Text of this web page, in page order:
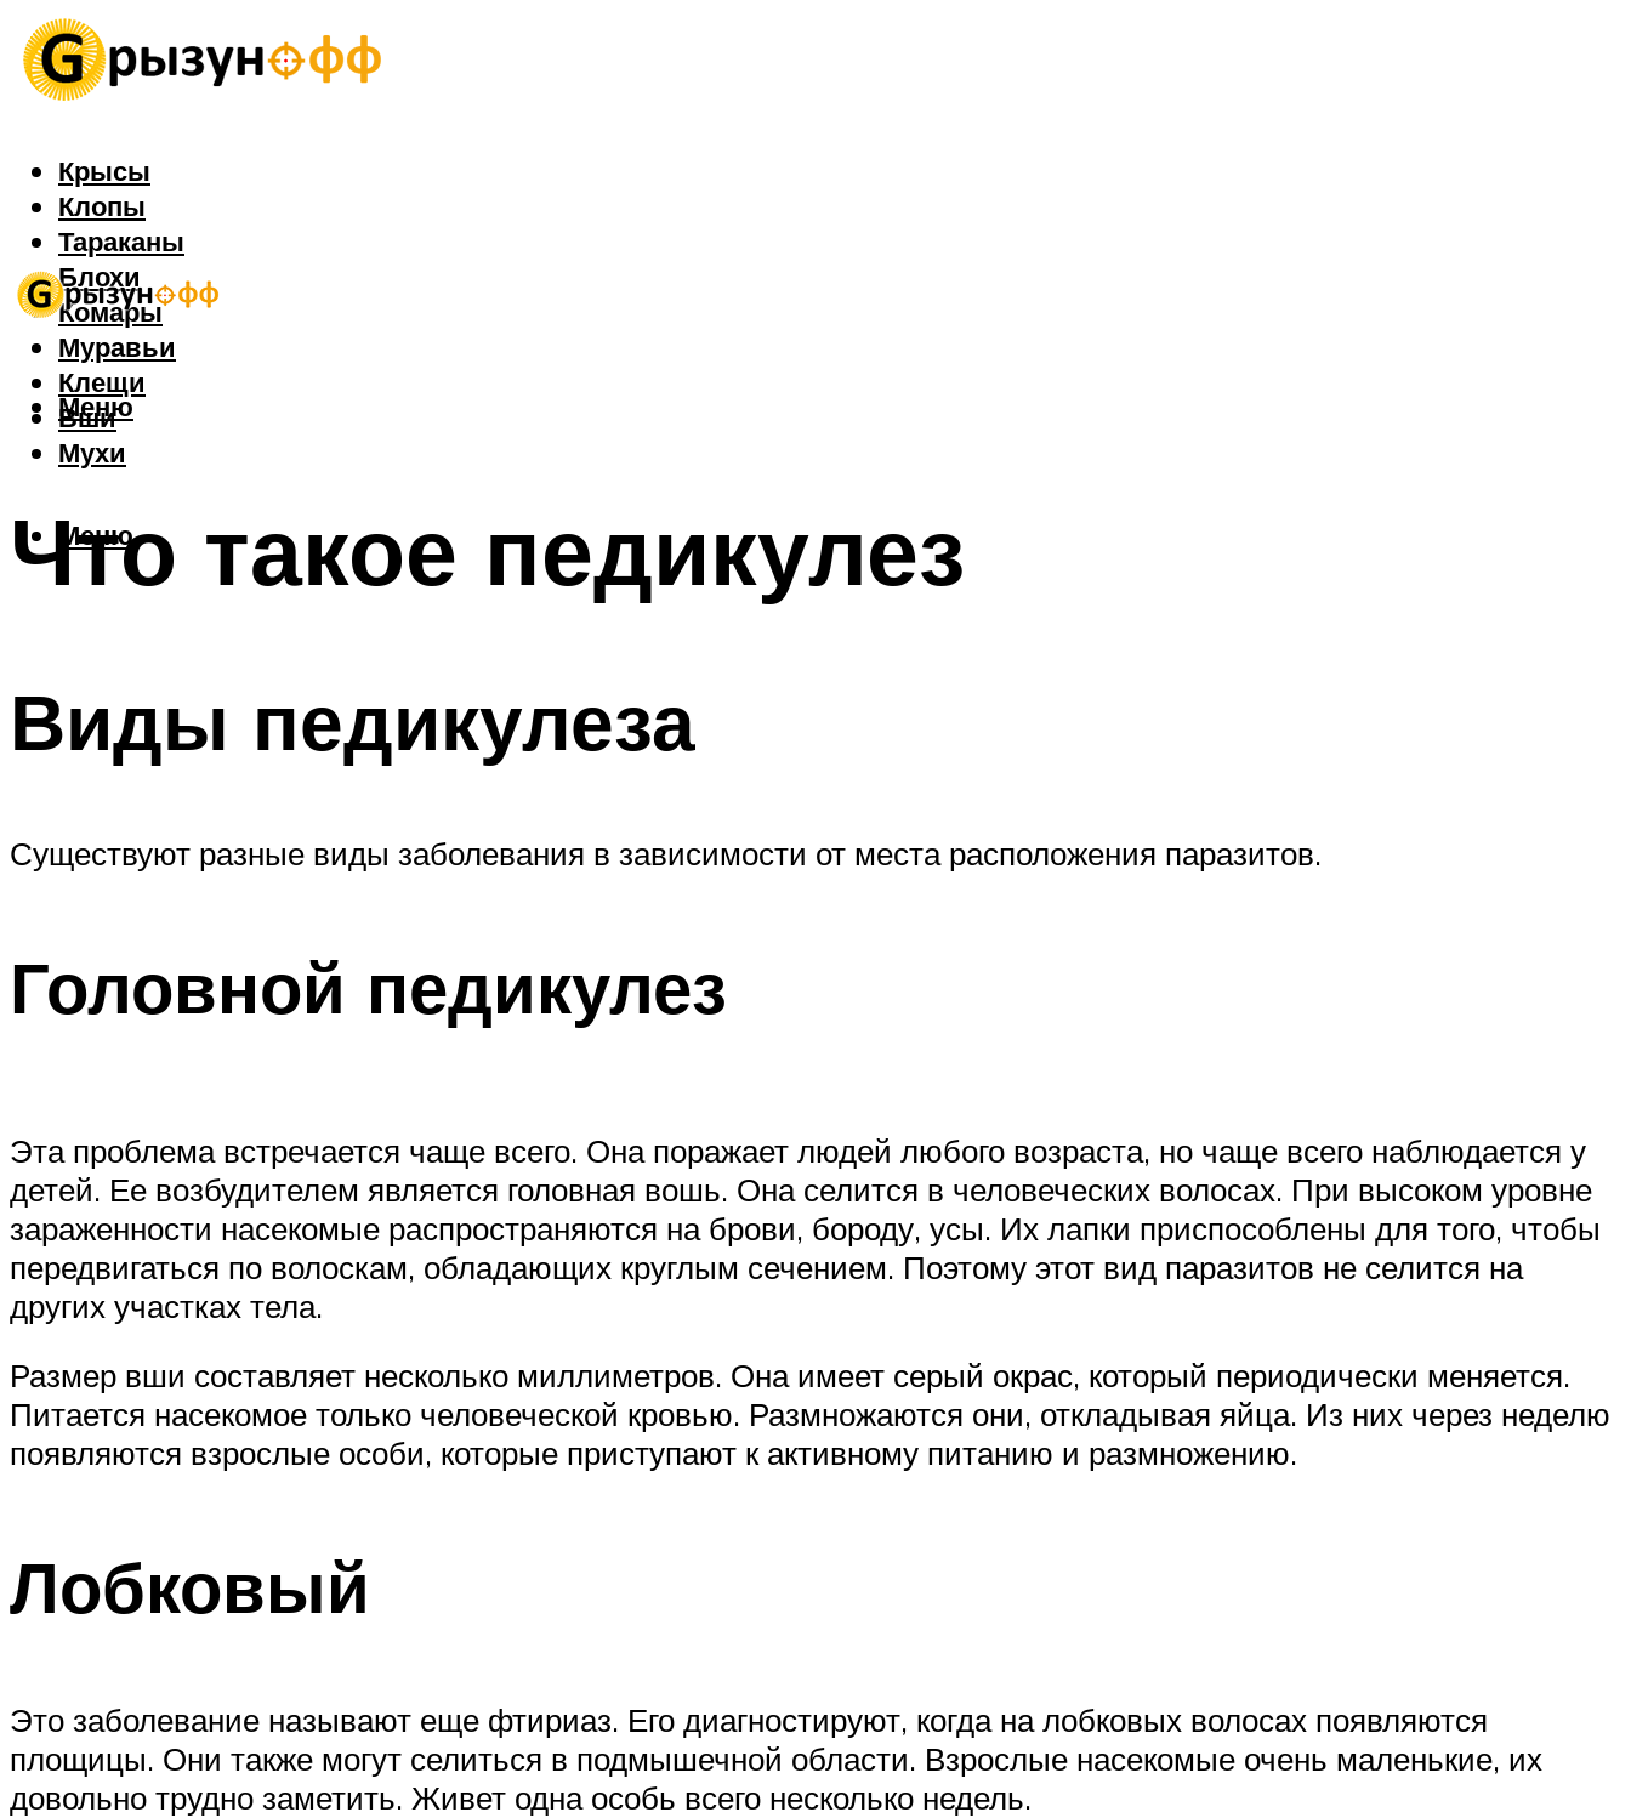
Крысы
Клопы
Тараканы
Блохи
Комары
Муравьи
Клещи
Вши
Мухи
Меню
Меню
Что такое педикулез
Виды педикулеза
Существуют разные виды заболевания в зависимости от места расположения паразитов.
Головной педикулез
Эта проблема встречается чаще всего. Она поражает людей любого возраста, но чаще всего наблюдается у
детей. Ее возбудителем является головная вошь. Она селится в человеческих волосах. При высоком уровне
зараженности насекомые распространяются на брови, бороду, усы. Их лапки приспособлены для того, чтобы
передвигаться по волоскам, обладающих круглым сечением. Поэтому этот вид паразитов не селится на
других участках тела.
Размер вши составляет несколько миллиметров. Она имеет серый окрас, который периодически меняется.
Питается насекомое только человеческой кровью. Размножаются они, откладывая яйца. Из них через неделю
появляются взрослые особи, которые приступают к активному питанию и размножению.
Лобковый
Это заболевание называют еще фтириаз. Его диагностируют, когда на лобковых волосах появляются
площицы. Они также могут селиться в подмышечной области. Взрослые насекомые очень маленькие, их
довольно трудно заметить. Живет одна особь всего несколько недель.